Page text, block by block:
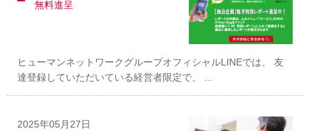
無料進呈
ヒューマンネットワークグループオフィシャルLINEでは、 友
達登録していただいている経営者限定で、 ...
2025年05月27日